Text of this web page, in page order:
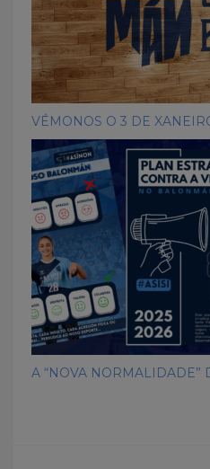
VÉMONOS O 3 DE
A “NOVA NORMALIDADE”